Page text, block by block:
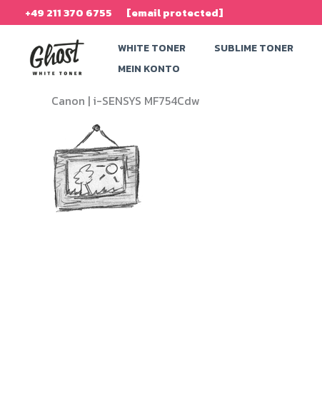
Inhalt
springen
+49 211 370 6755 [email protected]
WHITE TONER SUBLIME TONER
MEIN KONTO
Canon | i-SENSYS MF754Cdw